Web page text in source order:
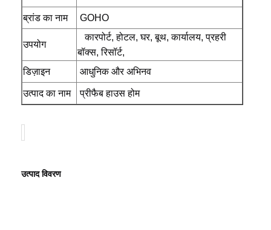
ब्रांड का नाम GOHO
उपयोग
कारपोर्ट, होटल, घर, बूथ, कार्यालय, प्रहरी
बॉक्स, रिसॉर्ट,
डिज़ाइन
आधुनिक और अभिनव
उत्पाद का नाम प्रीफैब हाउस होम
प्रमाणन
उत्पाद विवरण